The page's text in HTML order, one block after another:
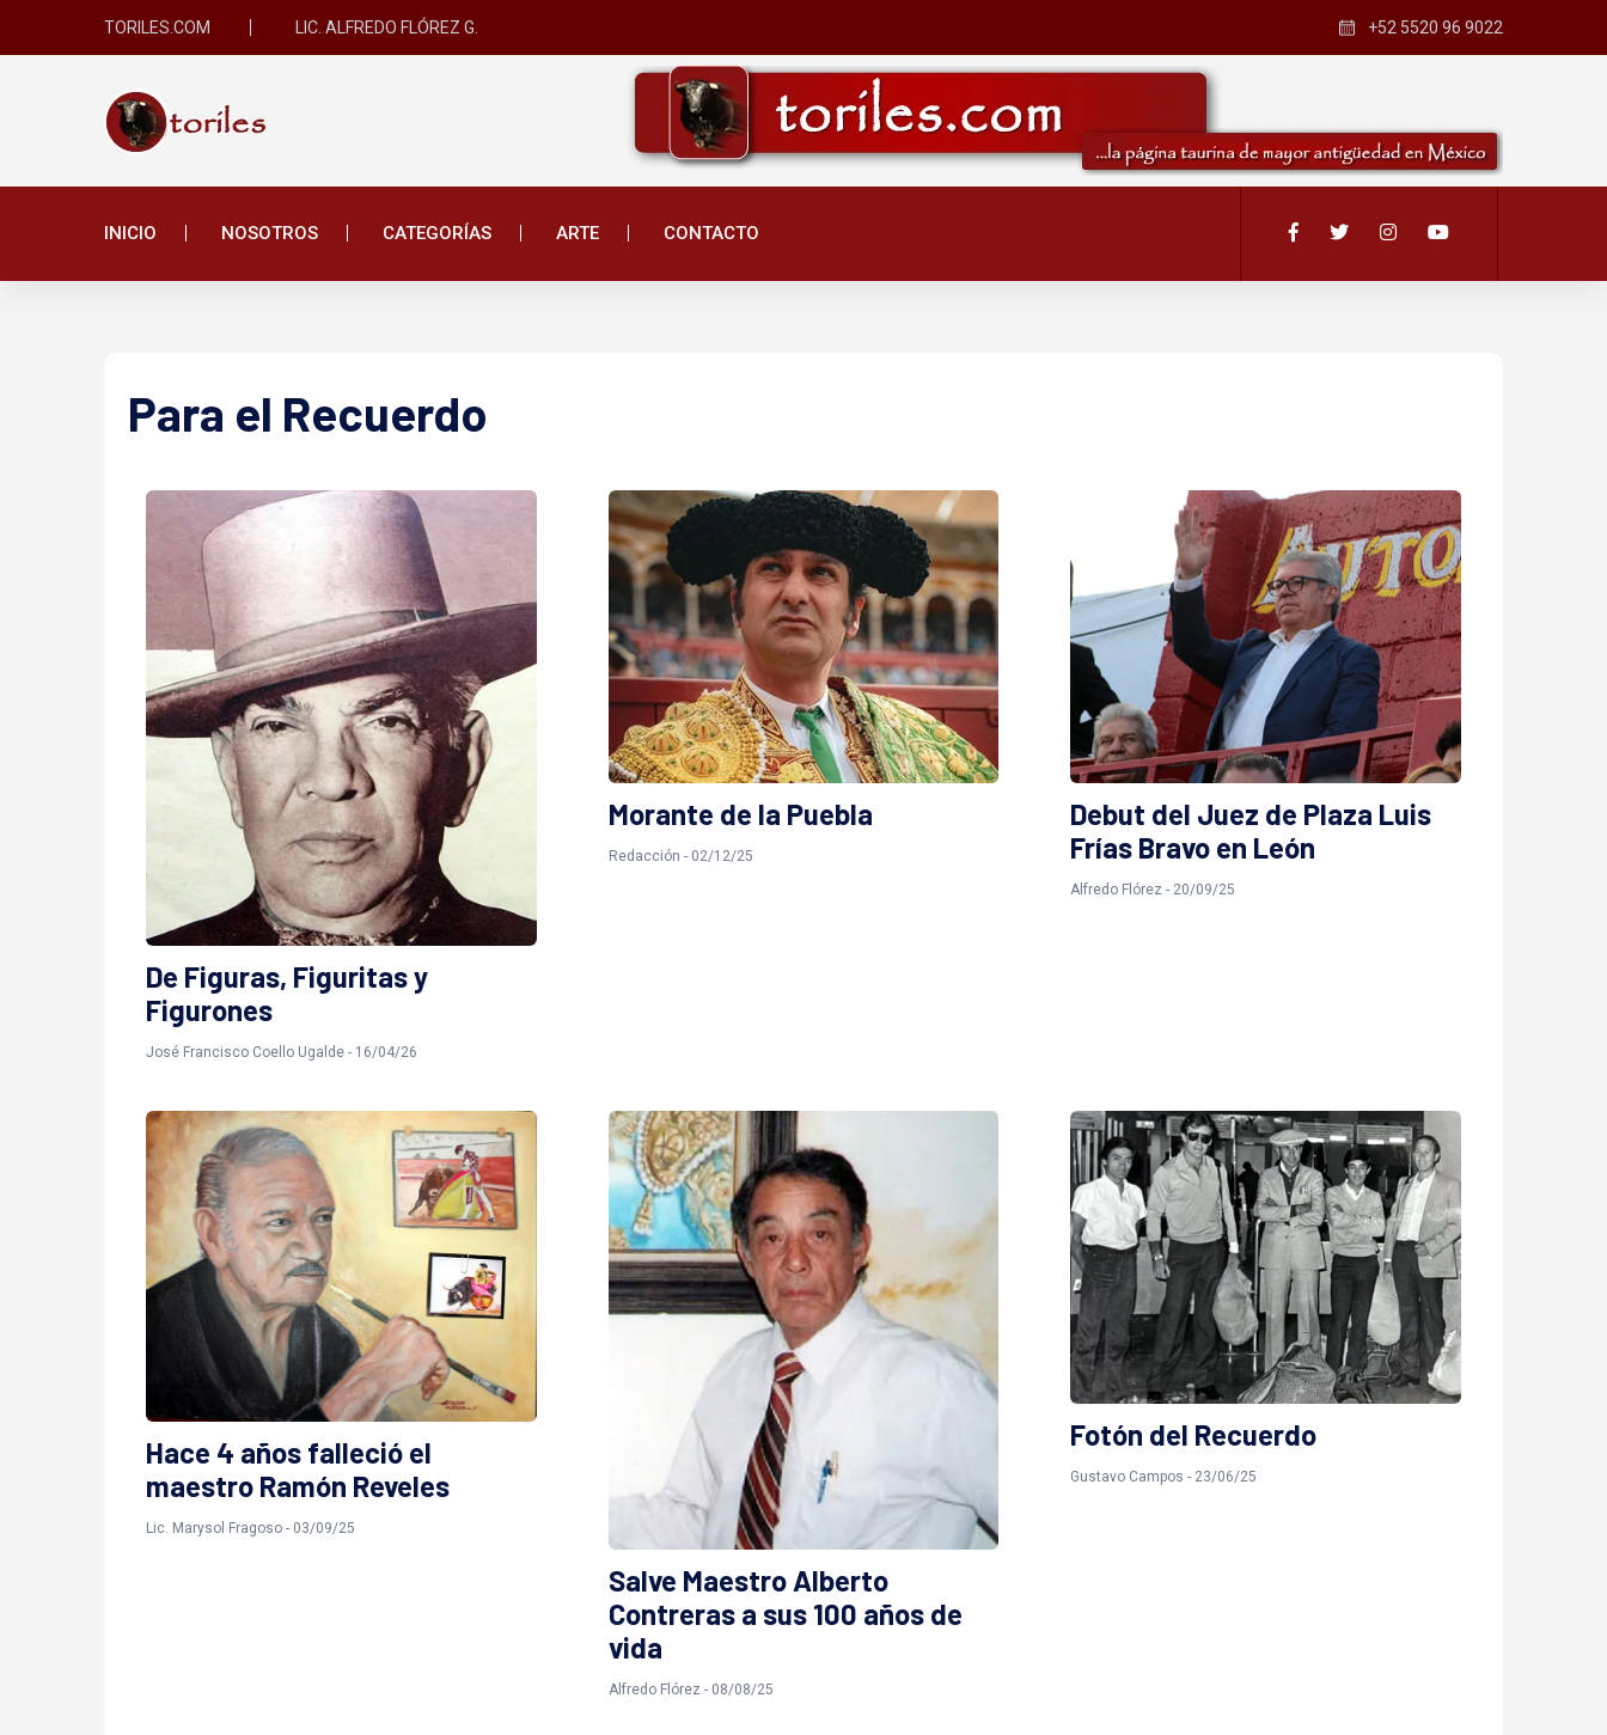
TORILES.COM LIC. ALFREDO FLÓREZ G. +52 5520 96 9022
INICIO NOSOTROS CATEGORÍAS ARTE CONTACTO
Para el Recuerdo
De Figuras, Figuritas y
Figurones
José Francisco Coello Ugalde - 16/04/26
Morante de la Puebla
Redacción - 02/12/25
Debut del Juez de Plaza Luis
Frías Bravo en León
Alfredo Flórez - 20/09/25
Hace 4 años falleció el
maestro Ramón Reveles
Lic. Marysol Fragoso - 03/09/25
Salve Maestro Alberto
Contreras a sus 100 años de
vida
Alfredo Flórez - 08/08/25
Fotón del Recuerdo
Gustavo Campos - 23/06/25